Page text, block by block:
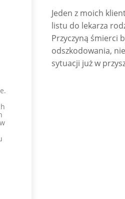
Jeden z moich
listu do lekarza
Przyczyną śmierci
odszkodowania,
sytuacji już w